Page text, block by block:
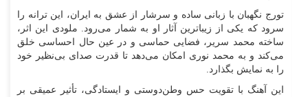
تورج نگهبان با زبانی ساده و سرشار از عشق به ایران، این ترانه را
سرود که یکی از زیباترین آثار او به شمار می‌رود. ملودی این اثر،
ساخته محمد سریر، فضایی حماسی و در عین حال احساسی خلق
می‌کند و به محمد نوری امکان می‌دهد تا قدرت صدای بی‌نظیر خود
را به نمایش بگذارد.
این آهنگ با تقویت حس وطن‌دوستی و ایستادگی، تأثیر عمیقی بر